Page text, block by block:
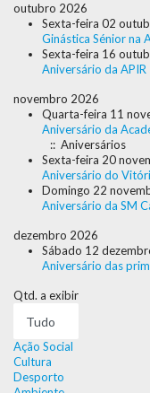
outubro 2026
Sexta-feira 02
Ginástica Sénior na
Sexta-feira 16
Aniversário da APIR
novembro 2026
Quarta-feira 11
Aniversário da
:: Aniversários
Sexta-feira 20
Aniversário do
Domingo 22
Aniversário da SM
dezembro 2026
Sábado 12
Aniversário das
Pagination
Limit
Qtd. a exibir
Ação Social
Cultura
Desporto